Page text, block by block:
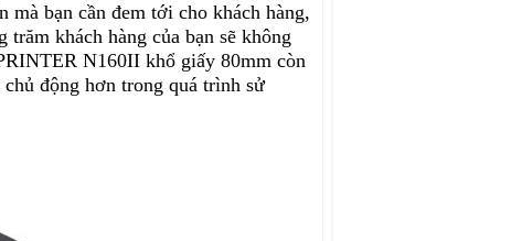
bạn cần đem tới cho khách hàng,
khách hàng của bạn sẽ không
N160II khổ giấy 80mm còn
động hơn trong quá trình sử